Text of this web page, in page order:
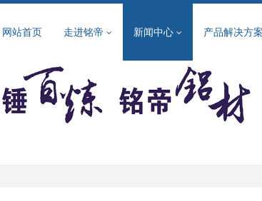
网站首页 走进铭帝 新闻中心 产品解决方案